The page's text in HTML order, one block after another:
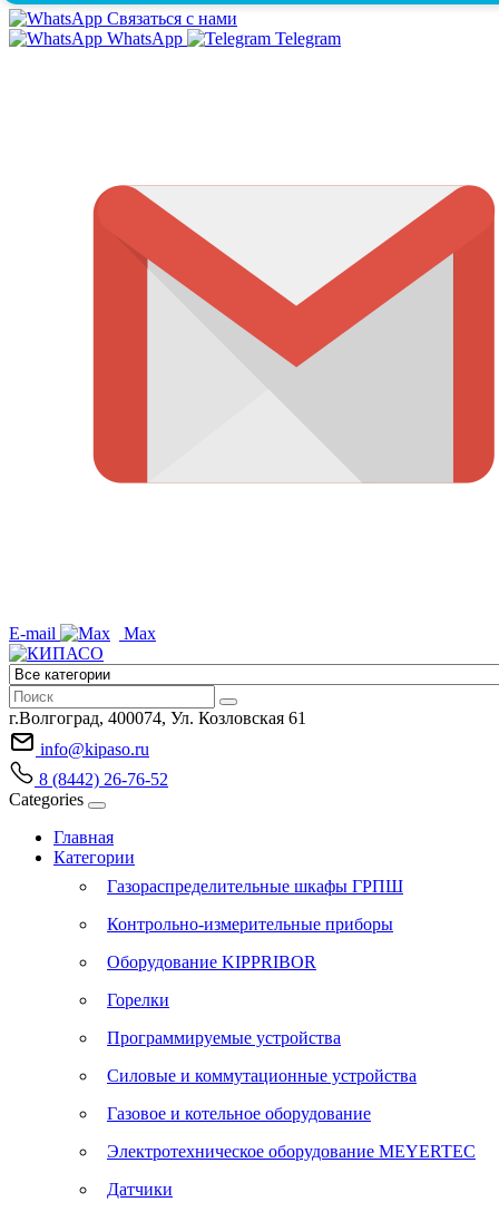
Связаться с нами
WhatsApp
Telegram
E-mail Max
г.Волгоград, 400074, Ул. Козловская 61
info@kipaso.ru
8 (8442) 26-76-52
Categories
Главная
Категории
Газораспределительные шкафы ГРПШ
Контрольно-измерительные приборы
Оборудование KIPPRIBOR
Горелки
Программируемые устройства
Силовые и коммутационные устройства
Газовое и котельное оборудование
Электротехническое оборудование MEYERTEC
Датчики